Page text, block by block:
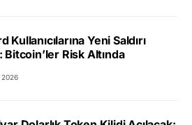
Kullanıcılarına Yeni Saldırı
Bitcoin’ler Risk Altında
2026